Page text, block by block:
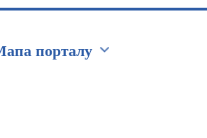
порталу